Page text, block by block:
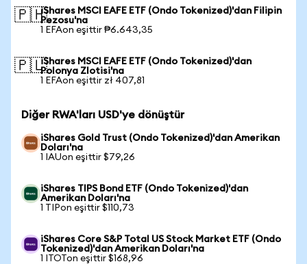
🇵🇭iShares MSCI EAFE ETF (Ondo Tokenized)'dan Filipin
Pezosu'na
1 EFAon eşittir ₱6.643,35
🇵🇱iShares MSCI EAFE ETF (Ondo Tokenized)'dan
Polonya Zlotisi'na
1 EFAon eşittir zł 407,81
Diğer RWA'ları USD'ye dönüştür
iShares Gold Trust (Ondo Tokenized)'dan Amerikan
Doları'na
1 IAUon eşittir $79,26
iShares TIPS Bond ETF (Ondo Tokenized)'dan
Amerikan Doları'na
1 TIPon eşittir $110,73
iShares Core S&P Total US Stock Market ETF (Ondo
Tokenized)'dan Amerikan Doları'na
1 ITOTon eşittir $168,96